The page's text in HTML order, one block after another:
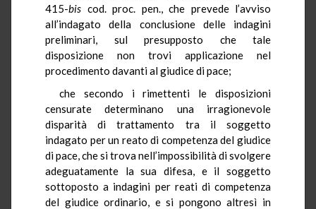
415-bis cod. proc. pen., che prevede l’avviso
all’indagato della conclusione delle indagini
preliminari, sul presupposto che tale
disposizione non trovi applicazione nel
procedimento davanti al giudice di pace;
che secondo i rimettenti le disposizioni
censurate determinano una irragionevole
disparità di trattamento tra il soggetto
indagato per un reato di competenza del giudice
di pace, che si trova nell’impossibilità di svolgere
adeguatamente la sua difesa, e il soggetto
sottoposto a indagini per reati di competenza
del giudice ordinario, e si pongono altresì in